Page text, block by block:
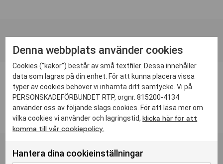
Personskadeförbundet RTPs
nyhetsbrev
Denna webbplats använder cookies
Cookies ("kakor") består av små textfiler. Dessa innehåller
data som lagras på din enhet. För att kunna placera vissa
typer av cookies behöver vi inhämta ditt samtycke. Vi på
PERSONSKADEFÖRBUNDET RTP, orgnr. 815200-4134
använder oss av följande slags cookies. För att läsa mer om
vilka cookies vi använder och lagringstid,klicka här för att
komma till vår cookiepolicy.
Hantera dina cookieinställningar